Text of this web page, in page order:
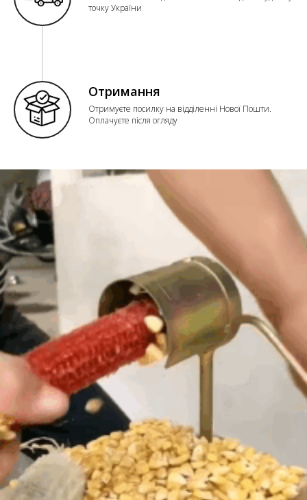
точку України
Отримання
Отримуєте посилку на відділенні Нової Пошти.
Оплачуєте після огляду